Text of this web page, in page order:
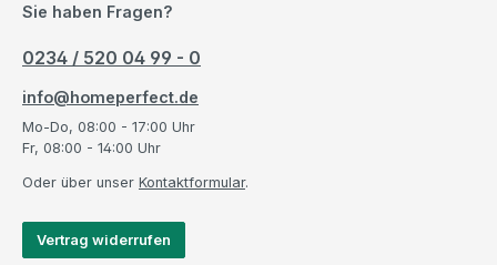
Sie haben Fragen?
0234 / 520 04 99 - 0
info@homeperfect.de
Mo-Do, 08:00 - 17:00 Uhr
Fr, 08:00 - 14:00 Uhr
Oder über unser Kontaktformular.
Vertrag widerrufen